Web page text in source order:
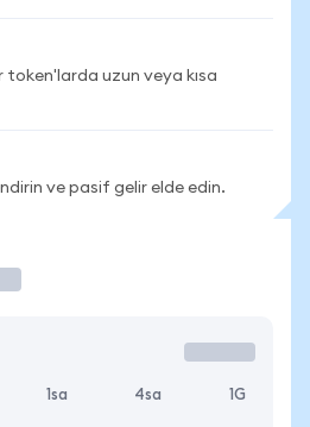
token'larda uzun veya kısa
ve pasif gelir elde edin.
1sa 4sa 1G